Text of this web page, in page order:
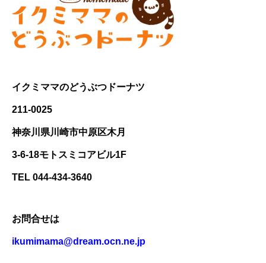
イクミママのどうぶつドーナツ
211-0025
神奈川県川崎市中原区木月
3-6-18モトスミコアビル1F
TEL 044-434-3640
お問合せは
ikumimama@dream.ocn.ne.jp